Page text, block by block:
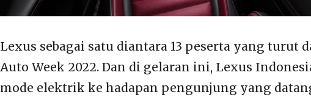
Lexus sebagai satu diantara 13 peserta yang turut
Auto Week 2022. Dan di gelaran ini, Lexus
mode elektrik ke hadapan pengunjung yang